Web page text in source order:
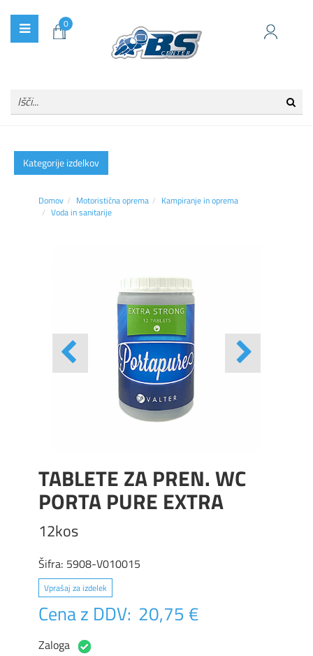
0
Kategorije izdelkov
Domov Motoristična oprema
Kampiranje in oprema
Voda in sanitarije
TABLETE ZA PREN. WC
PORTA PURE EXTRA
12kos
Šifra: 5908-V010015
Vprašaj za izdelek
Cena z DDV: 20,75 €
Zaloga